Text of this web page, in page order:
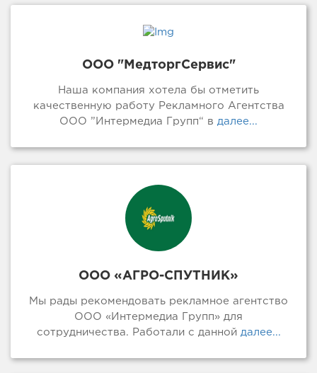
ООО "МедторгСервис"
Наша компания хотела бы отметить
качественную работу Рекламного Агентства
ООО ”Интермедиа Групп“ в далее...
ООО «АГРО-СПУТНИК»
Мы рады рекомендовать рекламное агентство
ООО «Интермедиа Групп» для
сотрудничества. Работали с даннойдалее...